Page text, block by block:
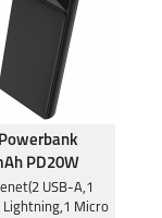
PD20W
USB-A,1
Lightning,1 Micro